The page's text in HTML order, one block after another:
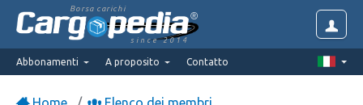
Borsa carichi
since 2014
Abbonamenti A proposito Contatto